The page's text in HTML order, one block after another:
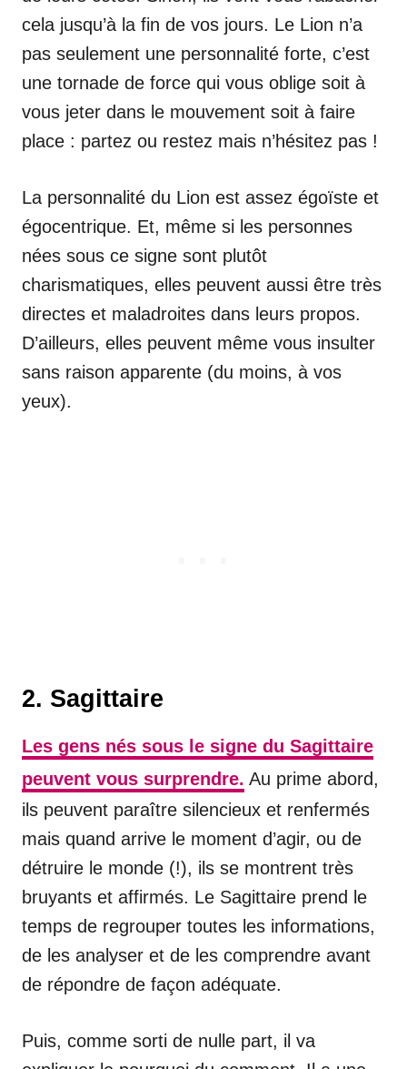
cela jusqu’à la fin de vos jours. Le Lion n’a
pas seulement une personnalité forte, c’est
une tornade de force qui vous oblige soit à
vous jeter dans le mouvement soit à faire
place : partez ou restez mais n’hésitez pas !
La personnalité du Lion est assez égoïste et
égocentrique. Et, même si les personnes
nées sous ce signe sont plutôt
charismatiques, elles peuvent aussi être très
directes et maladroites dans leurs propos.
D’ailleurs, elles peuvent même vous insulter
sans raison apparente (du moins, à vos
yeux).
2. Sagittaire
Les gens nés sous le signe du Sagittaire
peuvent vous surprendre. Au prime abord,
ils peuvent paraître silencieux et renfermés
mais quand arrive le moment d’agir, ou de
détruire le monde (!), ils se montrent très
bruyants et affirmés. Le Sagittaire prend le
temps de regrouper toutes les informations,
de les analyser et de les comprendre avant
de répondre de façon adéquate.
Puis, comme sorti de nulle part, il va